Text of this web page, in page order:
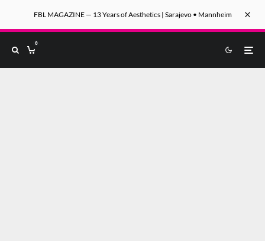
FBL MAGAZINE — 13 Years of Aesthetics | Sarajevo • Mannheim
0